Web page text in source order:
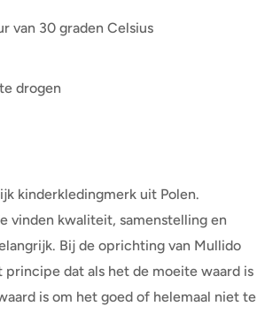
van 30 graden Celsius
drogen
kinderkledingmerk uit Polen.
vinden kwaliteit, samenstelling en
Bij de oprichting van Mullido
dat als het de moeite waard is
is om het goed of helemaal niet te